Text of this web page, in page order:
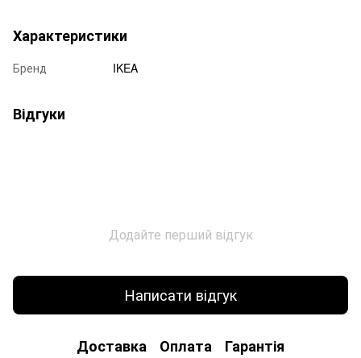
Характеристики
Бренд IKEA
Відгуки
Додайте перший відгук
Написати відгук
Доставка Оплата Гарантія